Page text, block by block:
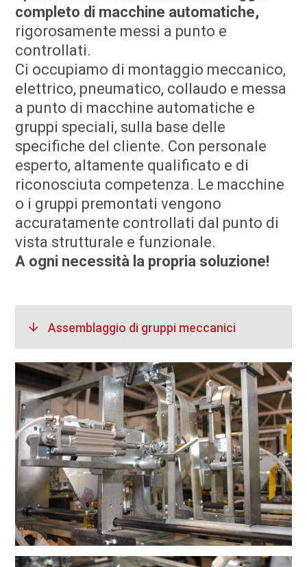
completo di macchine automatiche,
rigorosamente messi a punto e
controllati.
Ci occupiamo di montaggio meccanico,
elettrico, pneumatico, collaudo e messa
a punto di macchine automatiche e
gruppi speciali, sulla base delle
specifiche del cliente. Con personale
esperto, altamente qualificato e di
riconosciuta competenza. Le macchine
o i gruppi premontati vengono
accuratamente controllati dal punto di
vista strutturale e funzionale.
A ogni necessità la propria soluzione!
Assemblaggio di gruppi meccanici